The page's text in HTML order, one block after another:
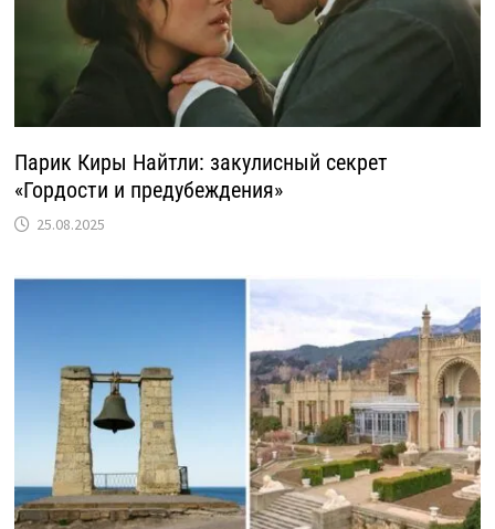
Парик Киры Найтли: закулисный секрет
«Гордости и предубеждения»
25.08.2025